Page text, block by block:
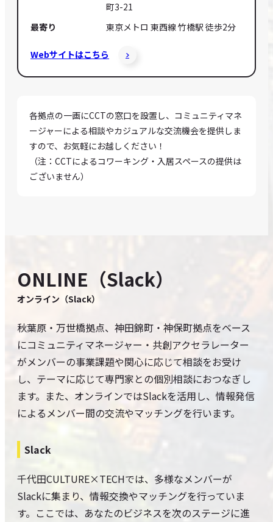
町3-21
最寄り
東京メトロ 東西線 竹橋駅 徒歩2分
Webサイトはこちら
各拠点の一画にCCTの窓口を設置し、コミュニティマネ
ージャーによる相談やカジュアルな交流機会を提供しま
すので、お気軽にお越しください！
（注：CCTによるコワーキング・入居スペースの提供は
ございません）
ONLINE（Slack）
オンライン（Slack）
秋葉原・万世橋拠点、神田錦町・神保町拠点をベース
にコミュニティマネージャー・共創アクセラレーター
がメンバーの事業課題や関心に応じて相談をお受け
し、テーマに応じて専門家との個別相談におつなぎし
ます。また、オンラインではSlackを活用し、情報発信
によるメンバー間の交流やマッチングを行います。
Slack
千代田CULTURE×TECHでは、多様なメンバーが
Slackに集まり、情報交換やマッチングを行っていま
す。ここでは、あなたのビジネスを次のステージに進